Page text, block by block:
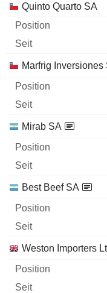
Quinto Quarto SA
Marfrig Inversiones
Mirab SA
Best Beef SA
Weston Importers